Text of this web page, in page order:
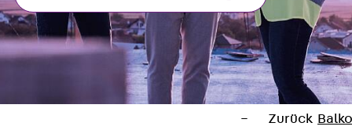
Wärmedämmung
Zurück
Zurück